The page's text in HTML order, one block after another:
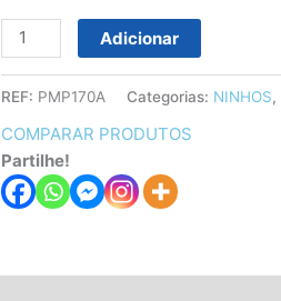
Adicionar
REF: PMP170A Categorias: NINHOS,
COMPARAR PRODUTOS
Partilhe!